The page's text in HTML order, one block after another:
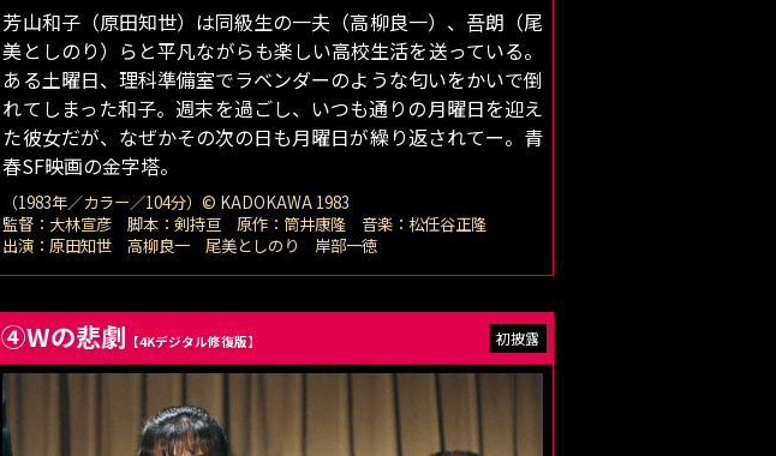
芳山和子（原田知世）は同級生の一夫（高柳良一）、吾朗（尾
美としのり）らと平凡ながらも楽しい高校生活を送っている。
ある土曜日、理科準備室でラベンダーのような匂いをかいで倒
れてしまった和子。週末を過ごし、いつも通りの月曜日を迎え
た彼女だが、なぜかその次の日も月曜日が繰り返されてー。青
春SF映画の金字塔。
（1983年／カラー／104分）© KADOKAWA 1983
監督：大林宣彦 脚本：剣持亘 原作：筒井康隆 音楽：松任谷正隆
出演：原田知世 高柳良一 尾美としのり 岸部一徳
④Wの悲劇 【4Kデジタル修復版】